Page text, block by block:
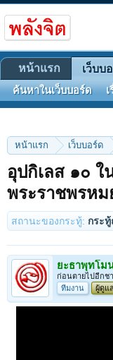
หน้าแรก เว็บบอร์ด
อุปกิเลส ๑๐
พระราชพรห
สถานะของกระทู้: กระ
ยะธาพุทโม
ก่อนตายไปอีกช
ทีมงาน
ผู้ดูแ
หน้าแรก เว็บบ
ค้นหาในเว็บบอร์ด